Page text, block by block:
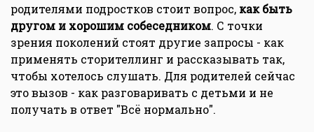
родителями подростков стоит вопрос, как быть
другом и хорошим собеседником. С точки
зрения поколений стоят другие запросы - как
применять сторителлинг и рассказывать так,
чтобы хотелось слушать. Для родителей сейчас
это вызов - как разговаривать с детьми и не
получать в ответ "Всё нормально".